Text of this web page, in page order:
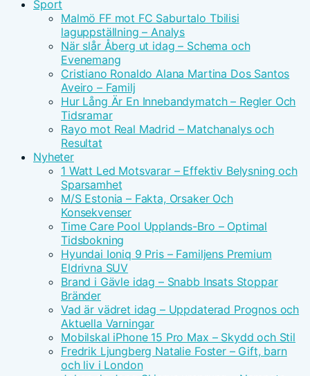
Sport
Malmö FF mot FC Saburtalo Tbilisi
laguppställning – Analys
När slår Åberg ut idag – Schema och
Evenemang
Cristiano Ronaldo Alana Martina Dos Santos
Aveiro – Familj
Hur Lång Är En Innebandymatch – Regler Och
Tidsramar
Rayo mot Real Madrid – Matchanalys och
Resultat
Nyheter
1 Watt Led Motsvarar – Effektiv Belysning och
Sparsamhet
M/S Estonia – Fakta, Orsaker Och
Konsekvenser
Time Care Pool Upplands-Bro – Optimal
Tidsbokning
Hyundai Ioniq 9 Pris – Familjens Premium
Eldrivna SUV
Brand i Gävle idag – Snabb Insats Stoppar
Bränder
Vad är vädret idag – Uppdaterad Prognos och
Aktuella Varningar
Mobilskal iPhone 15 Pro Max – Skydd och Stil
Fredrik Ljungberg Natalie Foster – Gift, barn
och liv i London